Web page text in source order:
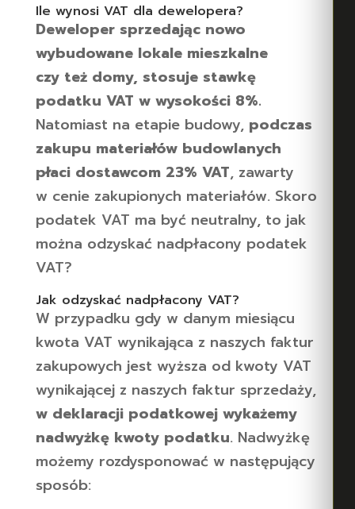
Ile wynosi VAT dla dewelopera?
Deweloper sprzedając nowo
wybudowane lokale mieszkalne
czy też domy, stosuje stawkę
podatku VAT w wysokości 8%.
Natomiast na etapie budowy, podczas
zakupu materiałów budowlanych
płaci dostawcom 23% VAT, zawarty
w cenie zakupionych materiałów. Skoro
podatek VAT ma być neutralny, to jak
można odzyskać nadpłacony podatek
VAT?
Jak odzyskać nadpłacony VAT?
W przypadku gdy w danym miesiącu
kwota VAT wynikająca z naszych faktur
zakupowych jest wyższa od kwoty VAT
wynikającej z naszych faktur sprzedaży,
w deklaracji podatkowej wykażemy
nadwyżkę kwoty podatku. Nadwyżkę
możemy rozdysponować w następujący
sposób: